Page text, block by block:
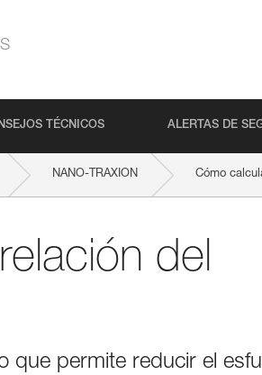
TÉCNICOS ALERTAS DE
NANO-TRAXION Cómo
del
que permite reducir el